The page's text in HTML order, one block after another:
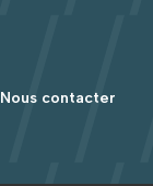
Nous contacter